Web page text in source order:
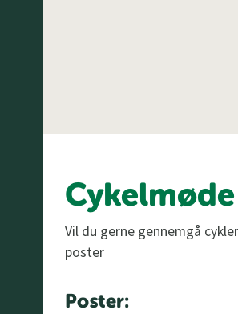
Cykelmøde
Vil du gerne gennemgå
poster
Poster: